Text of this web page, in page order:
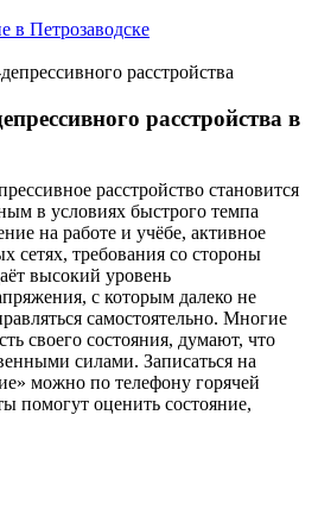
в Петрозаводске
расстройства
расстройства в
расстройство становится
в условиях быстрого темпа
на работе и учёбе, активное
сетях, требования со стороны
высокий уровень
с которым далеко не
самостоятельно. Многие
своего состояния, думают, что
силами. Записаться на
можно по телефону горячей
помогут оценить состояние,